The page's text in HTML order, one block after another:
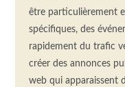
être particulièrement
spécifiques, des
rapidement du trafic
créer des annonces
web qui apparaissent